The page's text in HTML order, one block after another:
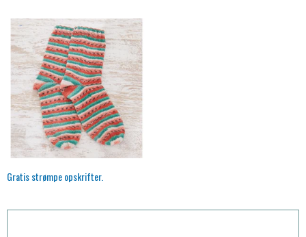
Gratis strømpe opskrifter.